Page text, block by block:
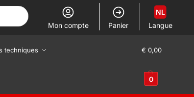
Mon compte Panier Langue
NL
techniques € 0,00
0